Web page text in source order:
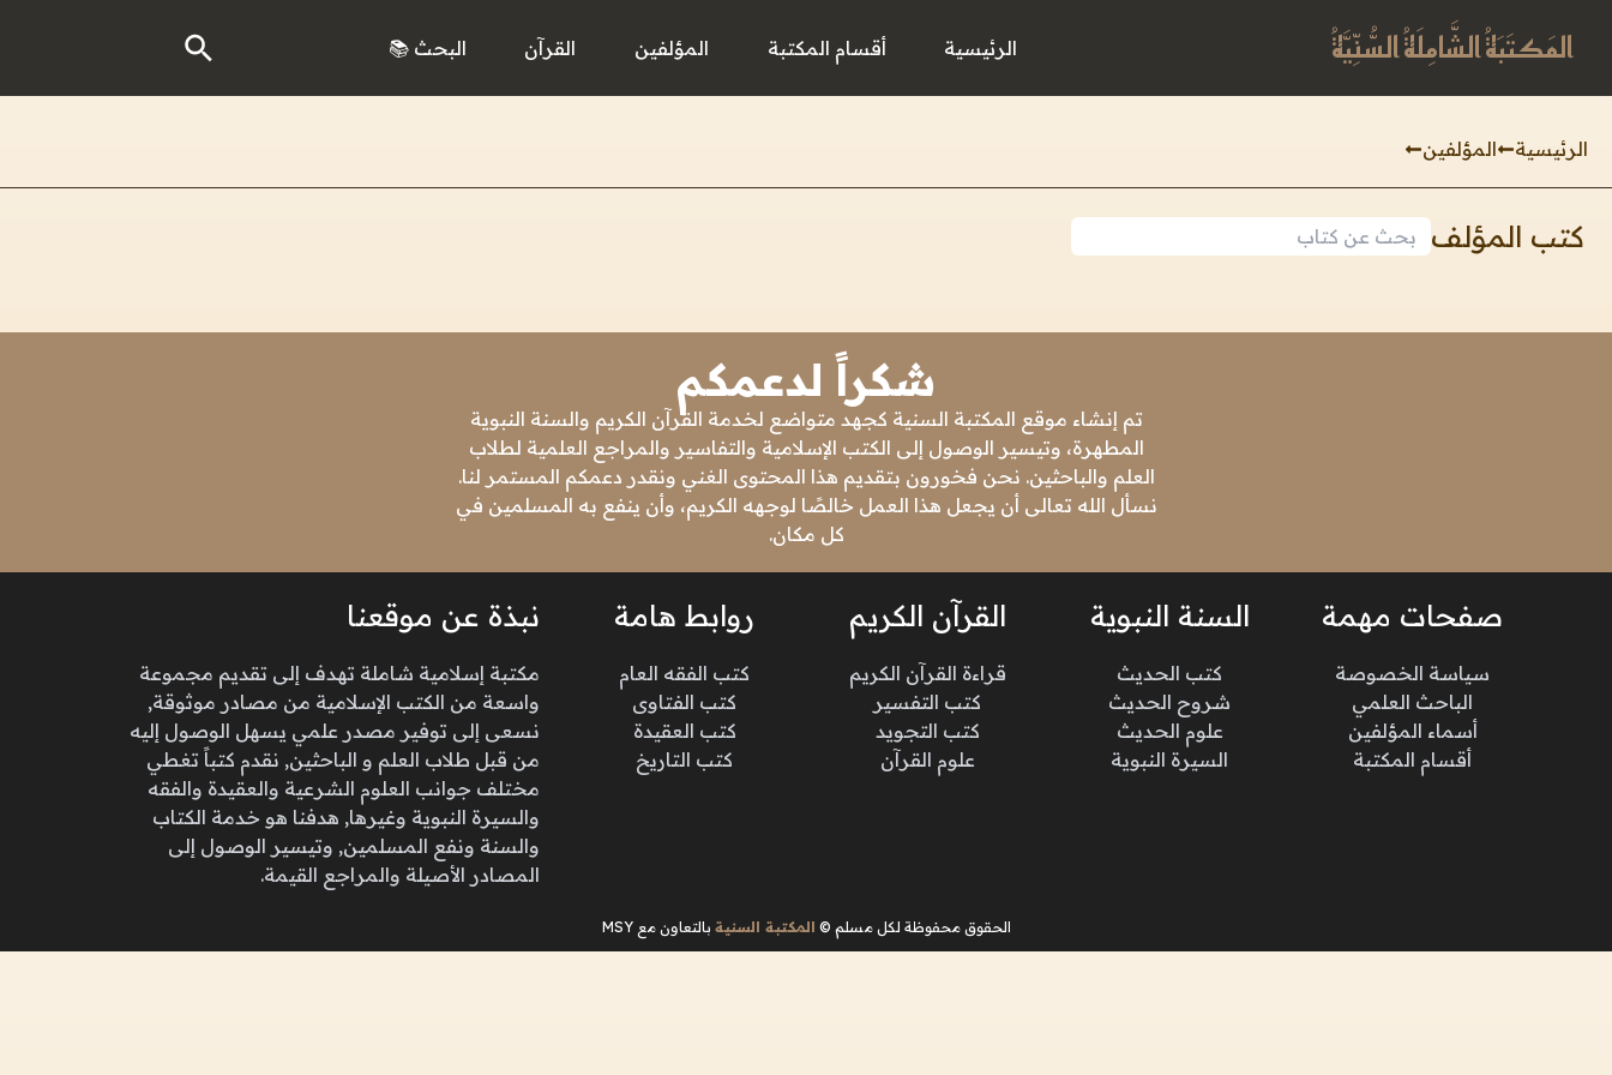
المَكتَبَةُ الشَّامِلَةُ السُّنِّيَّةُ الرئيسية أقسام المكتبة المؤلفين القرآن البحث 📚
الرئيسية المؤلفين
كتب المؤلف
شكراً لدعمكم
تم إنشاء موقع المكتبة السنية كجهد متواضع لخدمة القرآن الكريم والسنة النبوية
المطهرة، وتيسير الوصول إلى الكتب الإسلامية والتفاسير والمراجع العلمية لطلاب
العلم والباحثين. نحن فخورون بتقديم هذا المحتوى الغني ونقدر دعمكم المستمر لنا.
نسأل الله تعالى أن يجعل هذا العمل خالصًا لوجهه الكريم، وأن ينفع به المسلمين في
كل مكان.
صفحات مهمة
سياسة الخصوصة
الباحث العلمي
أسماء المؤلفين
أقسام المكتبة
السنة النبوية
كتب الحديث
شروح الحديث
علوم الحديث
السيرة النبوية
القرآن الكريم
قراءة القرآن الكريم
كتب التفسير
كتب التجويد
علوم القرآن
روابط هامة
كتب الفقه العام
كتب الفتاوى
كتب العقيدة
كتب التاريخ
نبذة عن موقعنا
مكتبة إسلامية شاملة تهدف إلى تقديم مجموعة
واسعة من الكتب الإسلامية من مصادر موثوقة,
نسعى إلى توفير مصدر علمي يسهل الوصول إليه
من قبل طلاب العلم و الباحثين, نقدم كتباً تغطي
مختلف جوانب العلوم الشرعية والعقيدة والفقه
والسيرة النبوية وغيرها, هدفنا هو خدمة الكتاب
والسنة ونفع المسلمين, وتيسير الوصول إلى
المصادر الأصيلة والمراجع القيمة.
الحقوق محفوظة لكل مسلم © المكتبة السنية بالتعاون مع MSY